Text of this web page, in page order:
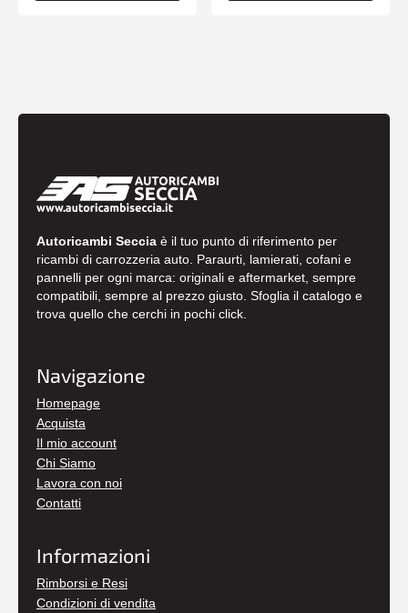
Autoricambi Seccia è il tuo punto di riferimento per
ricambi di carrozzeria auto. Paraurti, lamierati, cofani e
pannelli per ogni marca: originali e aftermarket, sempre
compatibili, sempre al prezzo giusto. Sfoglia il catalogo e
trova quello che cerchi in pochi click.
Navigazione
Homepage
Acquista
Il mio account
Chi Siamo
Lavora con noi
Contatti
Informazioni
Rimborsi e Resi
Condizioni di vendita